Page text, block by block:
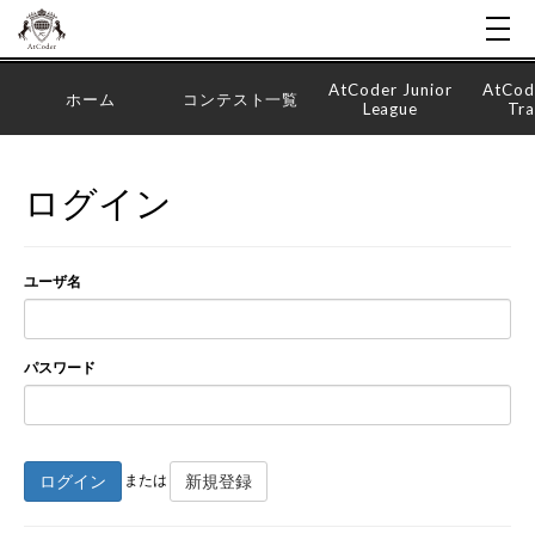
ホーム コンテスト一覧
AtCoder Junior
League
ログイン
ユーザ名
パスワード
ログイン または 新規登録